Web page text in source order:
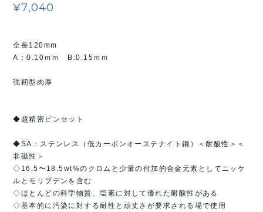
¥7,040
全長120mm
A：0.10ｍｍ B:0.15ｍｍ
強靭型肉厚
◆超精密ピンセット
◆SA：ステンレス（低カーボンオーステナイト鋼）＜耐酸性＞＜
非磁性＞
◇16.5〜18.5wt%のクロムと少量の付加的合金元素としてニッケ
ルとモリブデンを含む
◇ほとんどの科学物質、塩素に対して優れた耐酸性がある
◇基本的に汚染に対する耐性と頑丈さが要求される場で使用